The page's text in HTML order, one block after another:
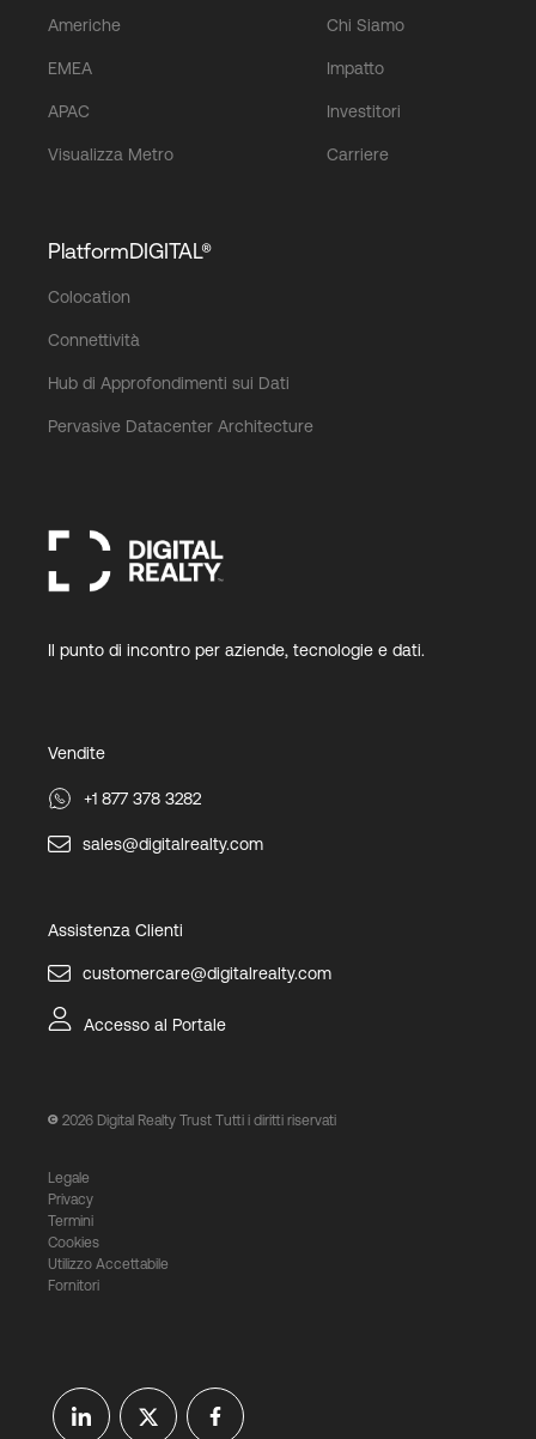
Americhe
EMEA
APAC
Visualizza Metro
Chi Siamo
Impatto
Investitori
Carriere
PlatformDIGITAL®
Colocation
Connettività
Hub di Approfondimenti sui Dati
Pervasive Datacenter Architecture
Il punto di incontro per aziende, tecnologie e dati.
Vendite
+1 877 378 3282
sales@digitalrealty.com
Assistenza Clienti
customercare@digitalrealty.com
Accesso al Portale
2026 Digital Realty Trust Tutti i diritti riservati
Legale
Privacy
Termini
Cookies
Utilizzo Accettabile
Fornitori